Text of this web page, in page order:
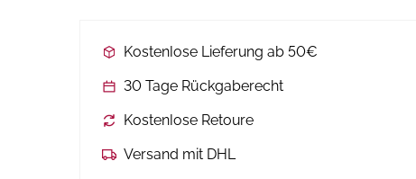
Kostenlose Lieferung ab 50€
30 Tage Rückgaberecht
Kostenlose Retoure
Versand mit DHL